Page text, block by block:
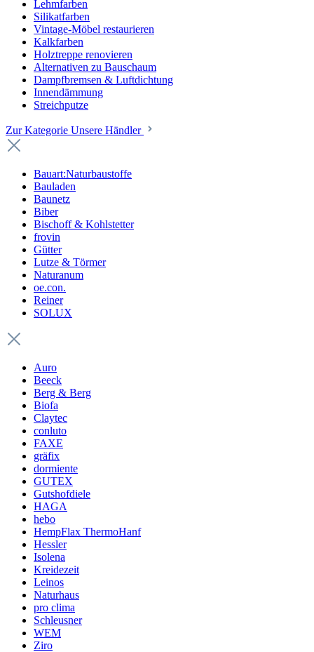
Lehmfarben
Silikatfarben
Vintage-Möbel restaurieren
Kalkfarben
Holztreppe renovieren
Alternativen zu Bauschaum
Dampfbremsen & Luftdichtung
Innendämmung
Streichputze
Zur Kategorie Unsere Händler
Bauart:Naturbaustoffe
Bauladen
Baunetz
Biber
Bischoff & Kohlstetter
frovin
Gütter
Lutze & Törmer
Naturanum
oe.con.
Reiner
SOLUX
Auro
Beeck
Berg & Berg
Biofa
Claytec
conluto
FAXE
gräfix
dormiente
GUTEX
Gutshofdiele
HAGA
hebo
HempFlax ThermoHanf
Hessler
Isolena
Kreidezeit
Leinos
Naturhaus
pro clima
Schleusner
WEM
Ziro